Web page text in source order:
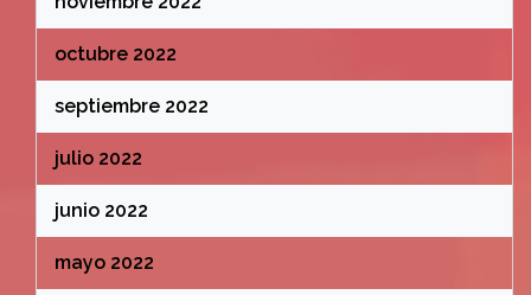
octubre 2022
septiembre 2022
julio 2022
junio 2022
mayo 2022